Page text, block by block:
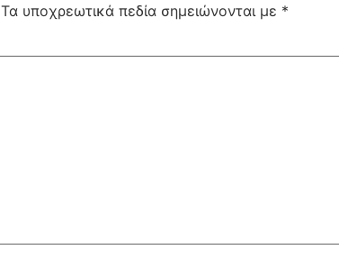
Τα υποχρεωτικά πεδία σημειώνονται με *